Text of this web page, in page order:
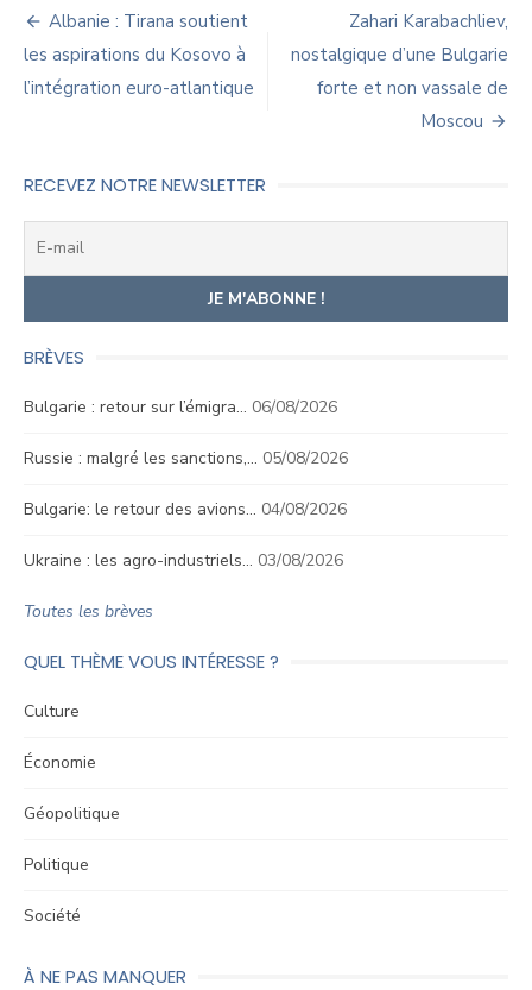
Navigation
de
l’article
Albanie : Tirana soutient
les aspirations du Kosovo à
l’intégration euro-atlantique
Zahari Karabachliev,
nostalgique d’une Bulgarie
forte et non vassale de
Moscou
RECEVEZ NOTRE NEWSLETTER
BRÈVES
Bulgarie : retour sur l’émigra… 06/08/2026
Russie : malgré les sanctions,… 05/08/2026
Bulgarie: le retour des avions… 04/08/2026
Ukraine : les agro-industriels… 03/08/2026
Toutes les brèves
QUEL THÈME VOUS INTÉRESSE ?
Culture
Économie
Géopolitique
Politique
Société
À NE PAS MANQUER